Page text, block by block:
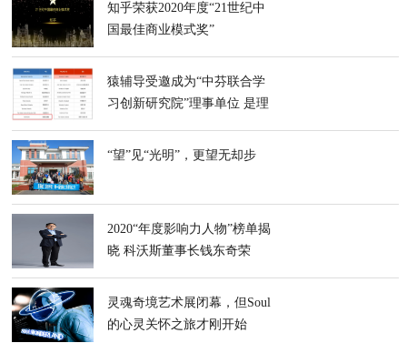
知乎荣获2020年度“21世纪中
国最佳商业模式奖”
猿辅导受邀成为“中芬联合学
习创新研究院”理事单位 是理
“望”见“光明”，更望无却步
2020“年度影响力人物”榜单揭
晓 科沃斯董事长钱东奇荣
灵魂奇境艺术展闭幕，但Soul
的心灵关怀之旅才刚开始